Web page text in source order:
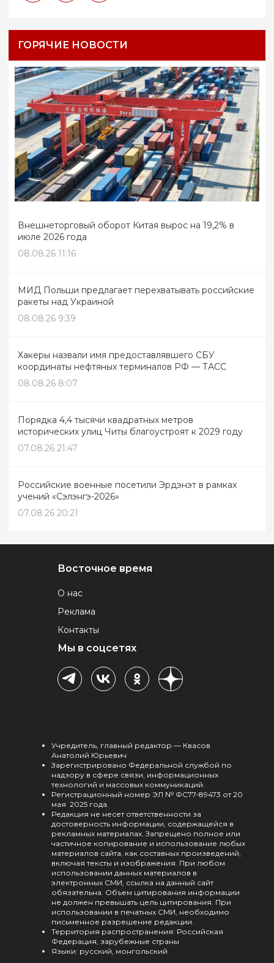
ГОРЯЧИЕ НОВОСТИ
Внешнеторговый оборот Китая вырос на 19,2% в
июле 2026 года
08.08.26 11:16
МИД Польши предлагает перехватывать российские
ракеты над Украиной
08.08.26 9:39
Хакеры назвали имя предоставлявшего СБУ
координаты нефтяных терминалов РФ — ТАСС
08.08.26 8:07
Порядка 4,4 тысячи квадратных метров
исторических улиц Читы благоустроят к 2029 году
07.08.26 21:47
Российские военные посетили Эрдэнэт в рамках
учений «Сэлэнгэ-2026»
07.08.26 20:21
Восточное время
О нас
Реклама
Контакты
Мы в соцсетях
Учредитель, главный редактор — Квасов
Анатолий Юрьевич
Зарегистрировано Федеральной службой по
надзору в сфере связи, информационных
технологий и массовых коммуникаций.
Регистрационный номер ЭЛ № ФС77-89473 от 20
мая 2025 года.
Редакция не несет ответственности за
достоверность информации, содержащейся в
рекламных материалах. Запрещено полное или
частичное копирование и использование любых
материалов сайта, как составных произведений,
включая тексты и изображения. При любом
использовании данных материалов в
электронных СМИ, ссылка на данный сайт
обязательна. Объем цитирования информации
не должен превышать цель цитирования. При
использовании в печатных СМИ, необходимо
письменное разрешение редакции.
Территория распространения: Российская
Федерация, зарубежные страны
Языки: русский, монгольский